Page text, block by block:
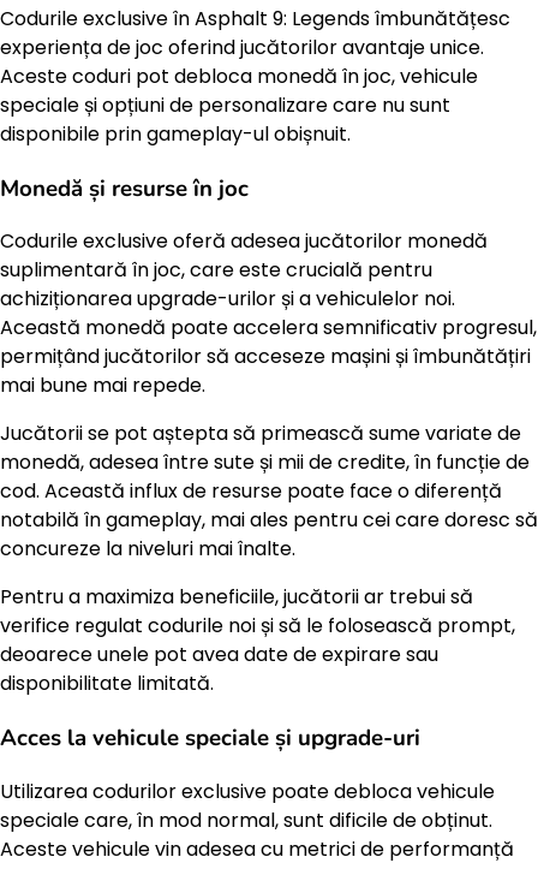
Codurile exclusive în Asphalt 9: Legends îmbunătățesc
experiența de joc oferind jucătorilor avantaje unice.
Aceste coduri pot debloca monedă în joc, vehicule
speciale și opțiuni de personalizare care nu sunt
disponibile prin gameplay-ul obișnuit.
Monedă și resurse în joc
Codurile exclusive oferă adesea jucătorilor monedă
suplimentară în joc, care este crucială pentru
achiziționarea upgrade-urilor și a vehiculelor noi.
Această monedă poate accelera semnificativ progresul,
permițând jucătorilor să acceseze mașini și îmbunătățiri
mai bune mai repede.
Jucătorii se pot aștepta să primească sume variate de
monedă, adesea între sute și mii de credite, în funcție de
cod. Această influx de resurse poate face o diferență
notabilă în gameplay, mai ales pentru cei care doresc să
concureze la niveluri mai înalte.
Pentru a maximiza beneficiile, jucătorii ar trebui să
verifice regulat codurile noi și să le folosească prompt,
deoarece unele pot avea date de expirare sau
disponibilitate limitată.
Acces la vehicule speciale și upgrade-uri
Utilizarea codurilor exclusive poate debloca vehicule
speciale care, în mod normal, sunt dificile de obținut.
Aceste vehicule vin adesea cu metrici de performanță